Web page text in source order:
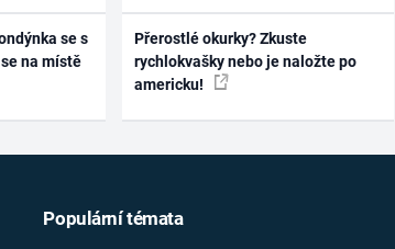
se s
na místě
Přerostlé okurky? Zkuste
rychlokvašky nebo je naložte po
americku!
Populární témata